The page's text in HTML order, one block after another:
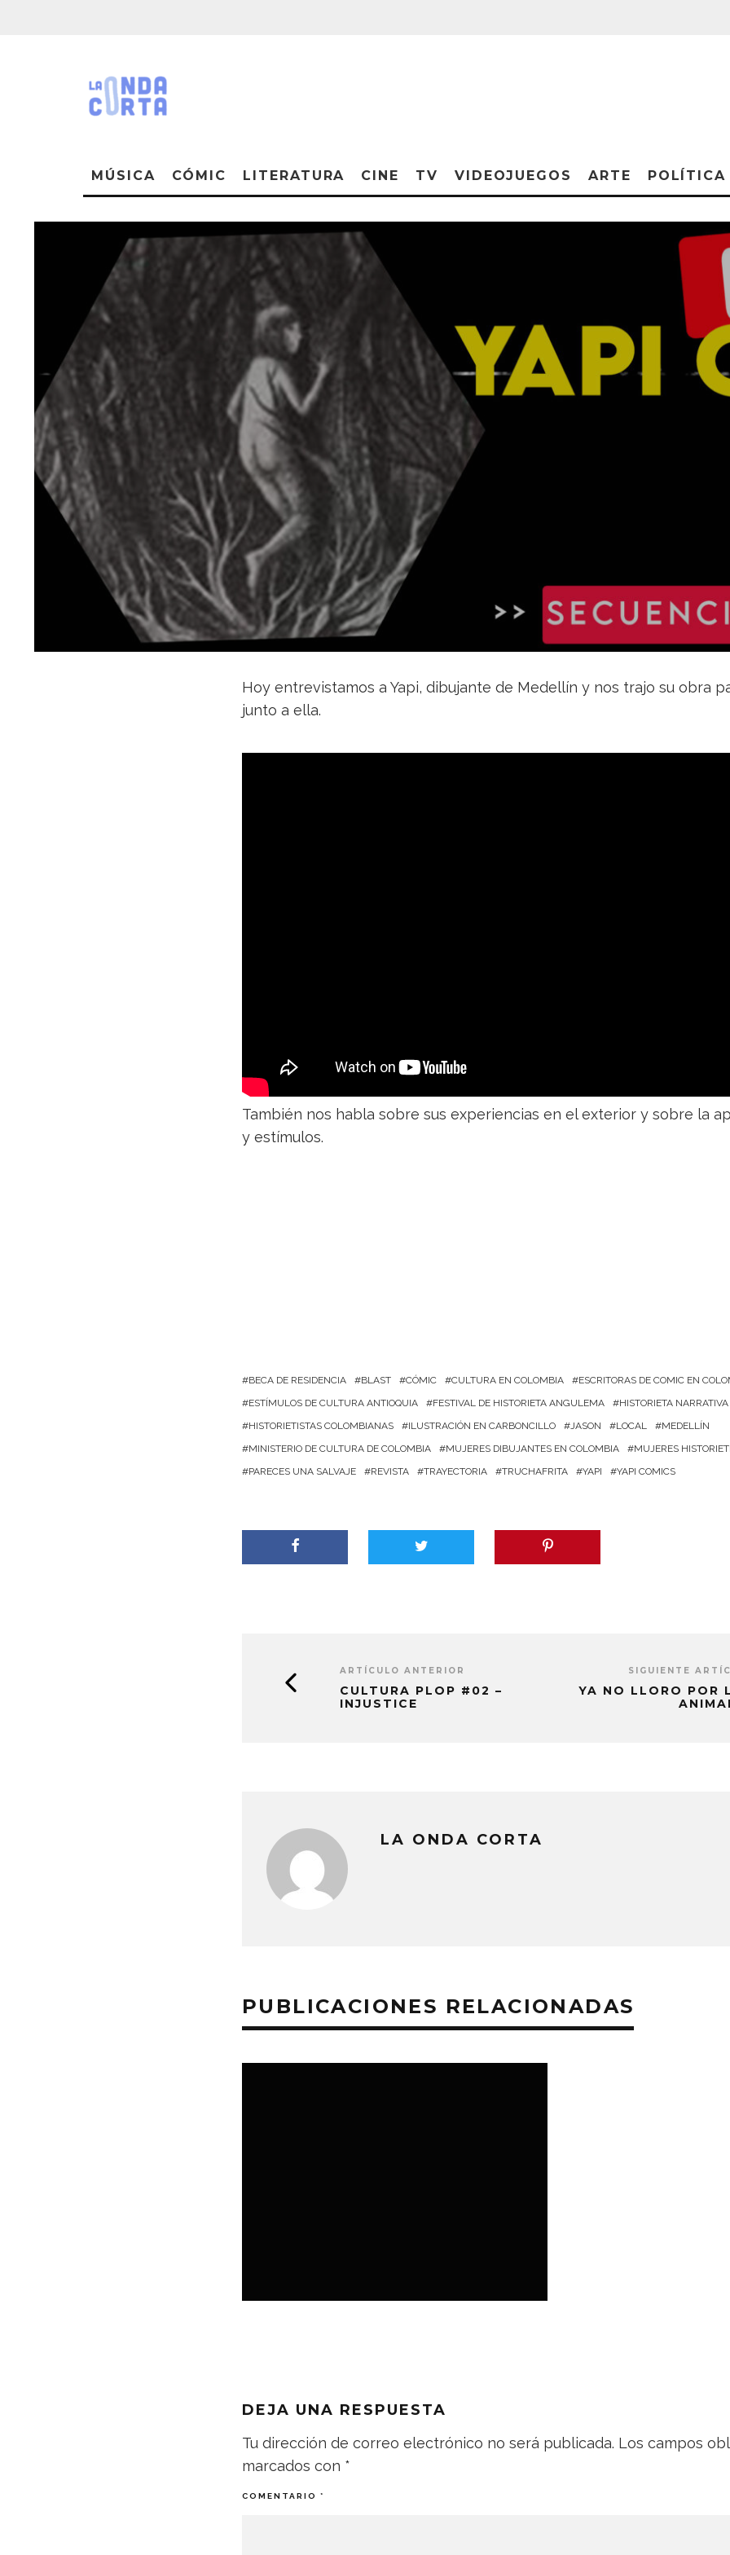
MÚSICA CÓMIC LITERATURA CINE TV VIDEOJUEGOS ARTE POLÍTICA
Hoy entrevistamos a Yapi, dibujante de Medellín y nos trajo su obra
junto a ella.
También nos habla sobre sus experiencias en el exterior y sobre la
y estímulos.
BECA DE RESIDENCIA BLAST CÓMIC CULTURA EN COLOMBIA
ESCRITORAS DE COMIC EN
ESTÍMULOS DE CULTURA ANTIOQUIA
FESTIVAL DE HISTORIETA ANGULEMA HISTORIETA NARRATIVA
HISTORIETISTAS COLOMBIANAS
ILUSTRACIÓN EN CARBONCILLO JASON LOCAL
MEDELLÍN
MINISTERIO DE CULTURA DE COLOMBIA
MUJERES DIBUJANTES EN COLOMBIA
MUJERES
PARECES UNA SALVAJE
REVISTA TRAYECTORIA TRUCHAFRITA YAPI YAPI COMICS
ARTÍCULO ANTERIOR
CULTURA PLOP #02 –
INJUSTICE
SIGUIENTE
YA NO LLORO POR
LA ONDA CORTA
PUBLICACIONES RELACIONADAS
DEJA UNA RESPUESTA
Tu dirección de correo electrónico no será publicada. Los campos
marcados con *
COMENTARIO *